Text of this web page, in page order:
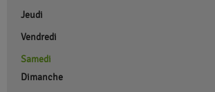
Jeudi
Vendredi
Samedi
Dimanche